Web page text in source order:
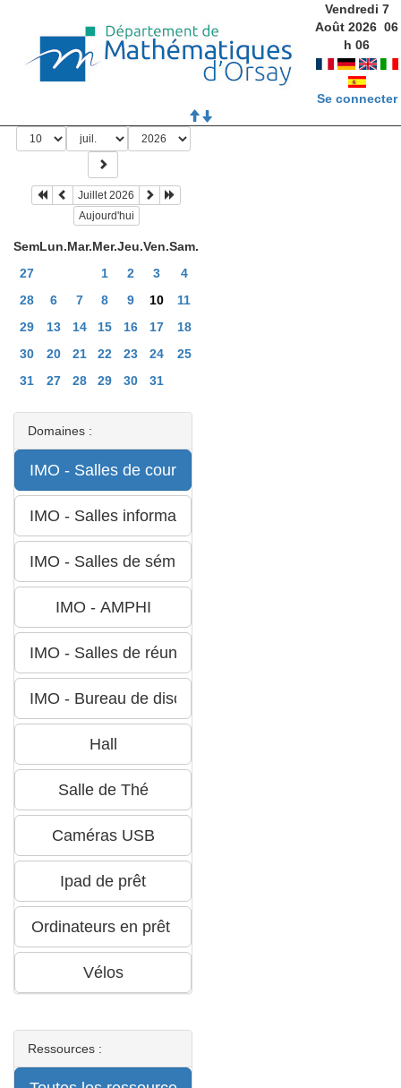
Vendredi 7
Août 2026 06
h06
Se connecter
Juillet 2026
Aujourd'hui
SemLun.Mar.Mer.Jeu.Ven.Sam.
27
1 2 3
4
28
6 7 8 9 10
11
29
13 14 15 16 17
18
30
20 21 22 23 24
25
31
27 28 29 30 31
Domaines :
Ressources :